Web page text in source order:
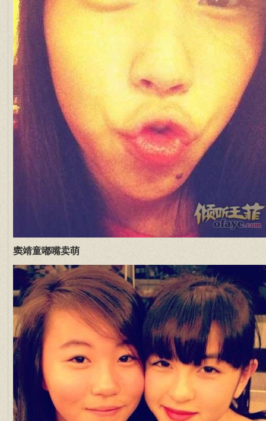
窦靖童嘟嘴卖萌